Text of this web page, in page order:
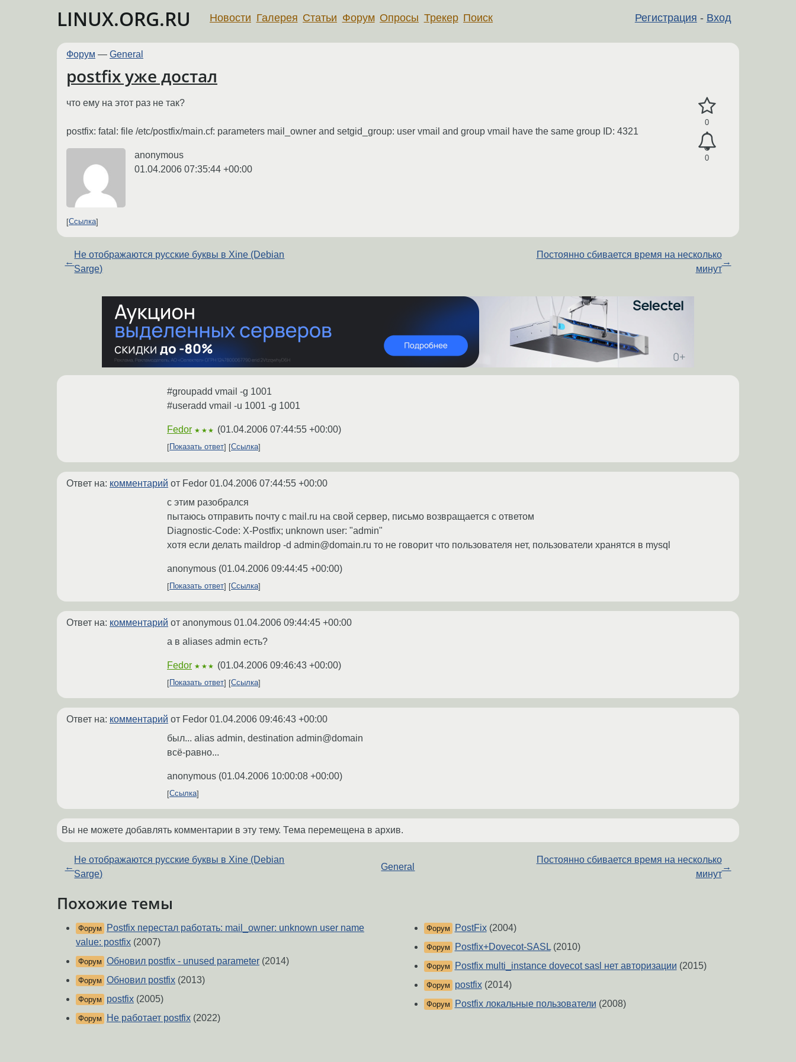
LINUX.ORG.RU Регистрация - Вход
Новости Галерея Статьи Форум Опросы Трекер Поиск
Форум — General
postfix уже достал
0
0
что ему на этот раз не так?
postfix: fatal: file /etc/postfix/main.cf: parameters mail_owner and setgid_group: user vmail and group vmail have the same group ID: 4321
anonymous
01.04.2006 07:35:44 +00:00
Ссылка
←
Не отображаются русские буквы в Xine (Debian
Sarge)
Постоянно сбивается время на несколько
минут
→
#groupadd vmail -g 1001
#useradd vmail -u 1001 -g 1001
Fedor ★★★ (01.04.2006 07:44:55 +00:00)
Показать ответ Ссылка
Ответ на: комментарий от Fedor 01.04.2006 07:44:55 +00:00
с этим разобрался
пытаюсь отправить почту с mail.ru на свой сервер, письмо возвращается с ответом
Diagnostic-Code: X-Postfix; unknown user: "admin"
хотя если делать maildrop -d admin@domain.ru то не говорит что пользователя нет, пользователи хранятся в mysql
anonymous (01.04.2006 09:44:45 +00:00)
Показать ответ Ссылка
Ответ на: комментарий от anonymous 01.04.2006 09:44:45 +00:00
а в aliases admin есть?
Fedor ★★★ (01.04.2006 09:46:43 +00:00)
Показать ответ Ссылка
Ответ на: комментарий от Fedor 01.04.2006 09:46:43 +00:00
был... alias admin, destination admin@domain
всё-равно...
anonymous (01.04.2006 10:00:08 +00:00)
Ссылка
Вы не можете добавлять комментарии в эту тему. Тема перемещена в архив.
←
Не отображаются русские буквы в Xine (Debian
Sarge)
General
Постоянно сбивается время на несколько
минут
→
Похожие темы
Форум
Postfix перестал работать: mail_owner: unknown user name
value: postfix (2007)
Форум Обновил postfix - unused parameter (2014)
Форум Обновил postfix (2013)
Форум postfix (2005)
Форум Не работает postfix (2022)
Форум PostFix(2004)
Форум Postfix+Dovecot-SASL(2010)
Форум Postfix multi_instance dovecot sasl нет авторизации (2015)
Форум postfix(2014)
Форум Postfix локальные пользователи (2008)